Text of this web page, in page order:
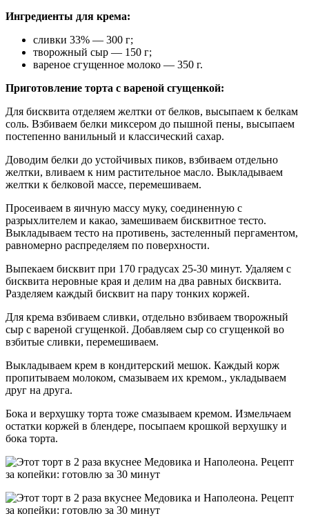
Ингредиенты для крема:
сливки 33% — 300 г;
творожный сыр — 150 г;
вареное сгущенное молоко — 350 г.
Приготовление торта с вареной сгущенкой:
Для бисквита отделяем желтки от белков, высыпаем к белкам
соль. Взбиваем белки миксером до пышной пены, высыпаем
постепенно ванильный и классический сахар.
Доводим белки до устойчивых пиков, взбиваем отдельно
желтки, вливаем к ним растительное масло. Выкладываем
желтки к белковой массе, перемешиваем.
Просеиваем в яичную массу муку, соединенную с
разрыхлителем и какао, замешиваем бисквитное тесто.
Выкладываем тесто на противень, застеленный пергаментом,
равномерно распределяем по поверхности.
Выпекаем бисквит при 170 градусах 25-30 минут. Удаляем с
бисквита неровные края и делим на два равных бисквита.
Разделяем каждый бисквит на пару тонких коржей.
Для крема взбиваем сливки, отдельно взбиваем творожный
сыр с вареной сгущенкой. Добавляем сыр со сгущенкой во
взбитые сливки, перемешиваем.
Выкладываем крем в кондитерский мешок. Каждый корж
пропитываем молоком, смазываем их кремом., укладываем
друг на друга.
Бока и верхушку торта тоже смазываем кремом. Измельчаем
остатки коржей в блендере, посыпаем крошкой верхушку и
бока торта.